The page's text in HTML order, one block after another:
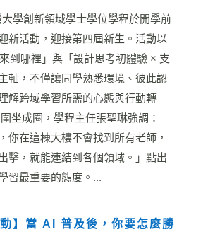
學創新領域學士學位學程於開學前
新活動，迎接第四屆新生。活動以
到哪裡」與「設計思考初體驗 × 支
軸，不僅讓同學熟悉環境、彼此認
解跨域學習所需的心態與行動轉
坐成圈，學程主任張聖琳強調：
你在這棟大樓不會找到所有老師，
擊，就能連結到各個領域。」點出
習最重要的態度。...
動】當 AI 普及後，你要怎麼勝